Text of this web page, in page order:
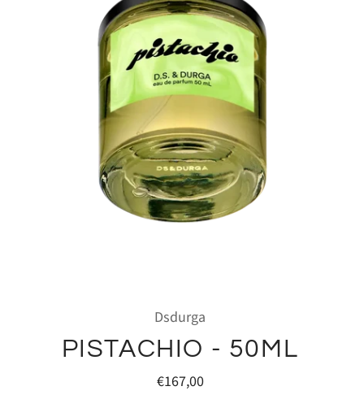
Dsdurga
PISTACHIO - 50ML
€167,00